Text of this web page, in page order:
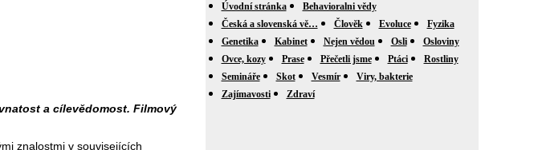
a cílevědomost. Filmový
znalostmi v souvisejících
Úvodní stránka
Behavioralni vědy
Česká a slovenská vě…
Člověk Evoluce
Fyzika
Genetika
Kabinet Nejen vědou Osli
Osloviny
Ovce, kozy
Prase Přečetli jsme Ptáci
Rostliny
Semináře
Skot Vesmír
Viry, bakterie
Zajímavosti
Zdraví